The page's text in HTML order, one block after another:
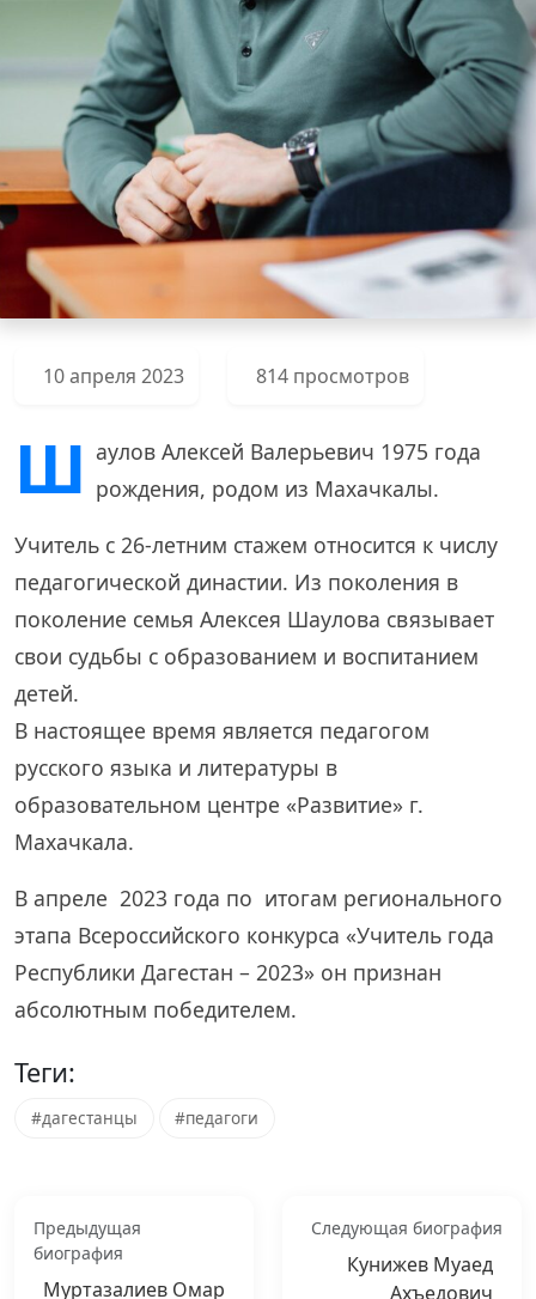
10 апреля 2023 814 просмотров
Ш аулов Алексей Валерьевич 1975 года
рождения, родом из Махачкалы.
Учитель с 26-летним стажем относится к числу
педагогической династии. Из поколения в
поколение семья Алексея Шаулова связывает
свои судьбы с образованием и воспитанием
детей.
В настоящее время является педагогом
русского языка и литературы в
образовательном центре «Развитие» г.
Махачкала.
В апреле 2023 года по итогам регионального
этапа Всероссийского конкурса «Учитель года
Республики Дагестан – 2023» он признан
абсолютным победителем.
Теги:
#дагестанцы #педагоги
Предыдущая
биография
Муртазалиев Омар
Следующая биография
Кунижев Муаед
Ахъедович